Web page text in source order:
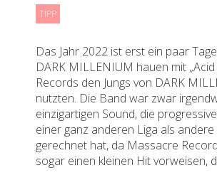
TIPP
Das Jahr 2022 ist erst ein paar
DARK MILLENIUM hauen mit
Records den Jungs von DARK
nutzten. Die Band war zwar
einzigartigen Sound, die
einer ganz anderen Liga als
gerechnet hat, da Massacre
sogar einen kleinen Hit vorweisen,